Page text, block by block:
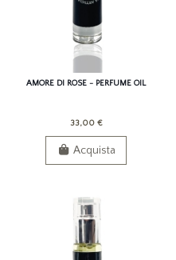
AMORE DI ROSE - PERFUME OIL
33,00 €
Acquista